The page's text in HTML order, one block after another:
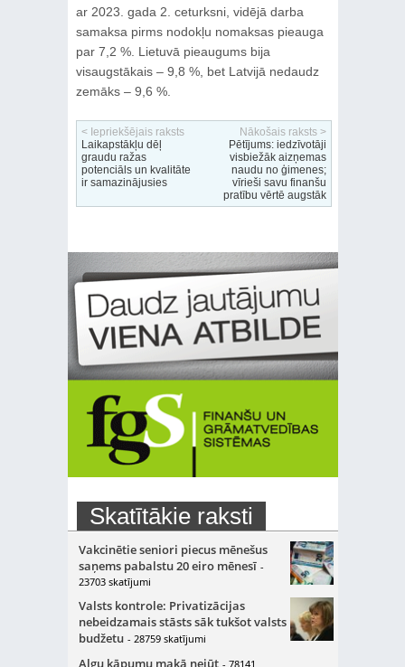
ar 2023. gada 2. ceturksni, vidējā darba
samaksa pirms nodokļu nomaksas pieauga
par 7,2 %. Lietuvā pieaugums bija
visaugstākais – 9,8 %, bet Latvijā nedaudz
zemāks – 9,6 %.
< Iepriekšējais raksts
Laikapstākļu dēļ
graudu ražas
potenciāls un kvalitāte
ir samazinājusies
Nākošais raksts >
Pētījums: iedzīvotāji
visbiežāk aizņemas
naudu no ģimenes;
vīrieši savu finanšu
pratību vērtē augstāk
Skatītākie raksti
Vakcinētie seniori piecus mēnešus
saņems pabalstu 20 eiro mēnesī -
23703 skatījumi
Valsts kontrole: Privatizācijas
nebeidzamais stāsts sāk tukšot valsts
budžetu - 28759 skatījumi
Algu kāpumu makā nejūt - 78141